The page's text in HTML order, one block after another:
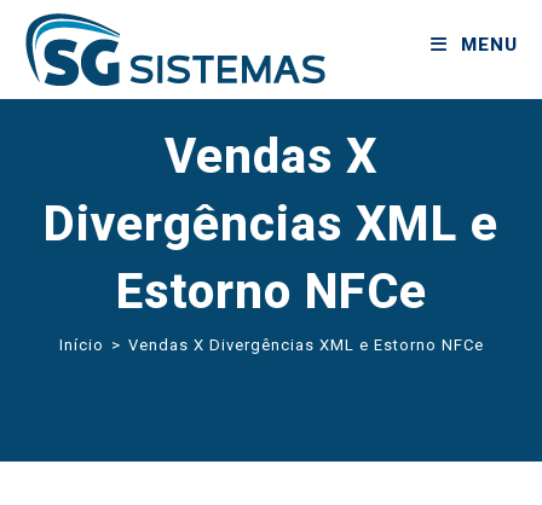
MENU
Vendas X
Divergências XML e
Estorno NFCe
Início > Vendas X Divergências XML e Estorno NFCe